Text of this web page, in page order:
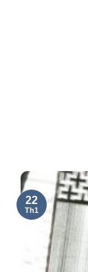
22
Th1